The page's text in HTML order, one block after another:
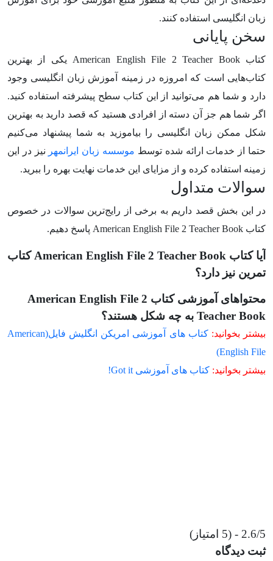
زبان انگلیسی استفاده کنند.
سخن پایانی
کتاب American English File 2 Teacher Book یکی از بهترین
کتاب‌هایی است که امروزه در زمینه آموزش زبان انگلیسی وجود
دارد و شما هم می‌توانید از این کتاب سطح پیشرفته استفاده کنید.
اگر شما هم جز آن دسته از افرادی هستید که قصد دارید به بهترین
شکل ممکن زبان انگلیسی را بیاموزید به شما پیشنهاد می‌کنیم
حتما از خدمات ارائه شده توسط موسسه زبان ایرانمهر نیز در این
زمینه استفاده کرده و از مزایای این خدمات نهایت بهره را ببرید.
سوالات متداول
در این بخش قصد داریم به برخی از رایج‌ترین سوالات در خصوص
کتاب American English File 2 Teacher Book پاسخ دهیم.
آیا کتاب American English File 2 Teacher Book کتاب
تمرین نیز دارد؟
محتواهای آموزشی کتاب American English File 2
Teacher Book به چه شکل هستند؟
بیشتر بخوانید:
کتاب های آموزشی امریکن انگلیش فایل(American
English File)
بیشتر بخوانید: کتاب های آموزشی Got it!
2.6/5 - (5 امتیاز)
ثبت دیدگاه